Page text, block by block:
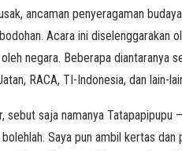
ancaman penyeragaman
Acara ini diselenggarakan
negara. Beberapa diantaranya
RACA, TI-Indonesia, dan lain-
sebut saja namanya Tatapapipupu
Saya pun ambil kertas dan